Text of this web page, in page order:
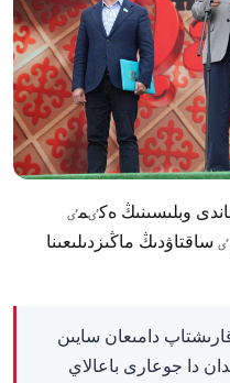
وبلىسىنىڭ ەكٸمٸ
ماڭىزدىلىعىنا
دامىعان سايىن
دا جوعارى باعالاي